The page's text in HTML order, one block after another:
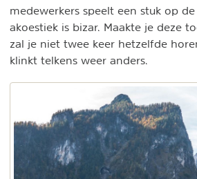
medewerkers speelt een stuk op
akoestiek is bizar. Maakte je deze
zal je niet twee keer hetzelfde
klinkt telkens weer anders.